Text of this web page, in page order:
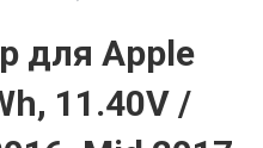
для Apple
11.40V /